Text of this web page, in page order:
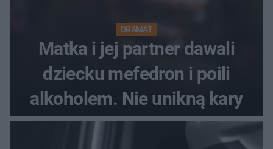
DRAMAT
Matka i jej partner dawali
dziecku mefedron i poili
alkoholem. Nie unikną kary